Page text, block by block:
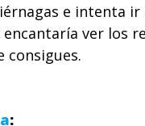
e intenta ir
encantaría ver los
consigues.